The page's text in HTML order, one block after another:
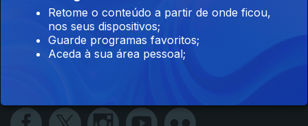
Retome o conteúdo a partir de onde ficou,
nos seus dispositivos;
Guarde programas favoritos;
Aceda à sua área pessoal;